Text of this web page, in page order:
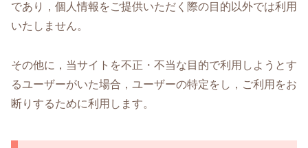
であり，個人情報をご提供いただく際の目的以外では利用
いたしません。
その他に，当サイトを不正・不当な目的で利用しようとす
るユーザーがいた場合，ユーザーの特定をし，ご利用をお
断りするために利用します。